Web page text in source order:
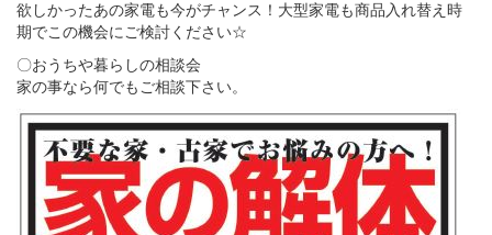
欲しかったあの家電も今がチャンス！大型家電も商品入れ替え時
期でこの機会にご検討ください☆
〇おうちや暮らしの相談会
家の事なら何でもご相談下さい。